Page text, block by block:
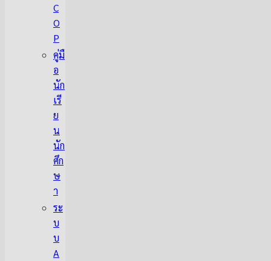
C
O
P
คู่มื
อ
นัก
เรี
ย
น
นัก
ศึก
ษ
า
ระ
บ
บ
A